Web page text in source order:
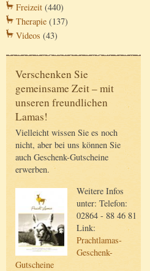
Freizeit (440)
Therapie (137)
Videos (43)
Verschenken Sie
gemeinsame Zeit – mit
unseren freundlichen
Lamas!
Vielleicht wissen Sie es noch
nicht, aber bei uns können Sie
auch Geschenk-Gutscheine
erwerben.
Weitere Infos
unter: Telefon:
02864 - 88 46 81
Link:
Prachtlamas-
Geschenk-
Gutscheine